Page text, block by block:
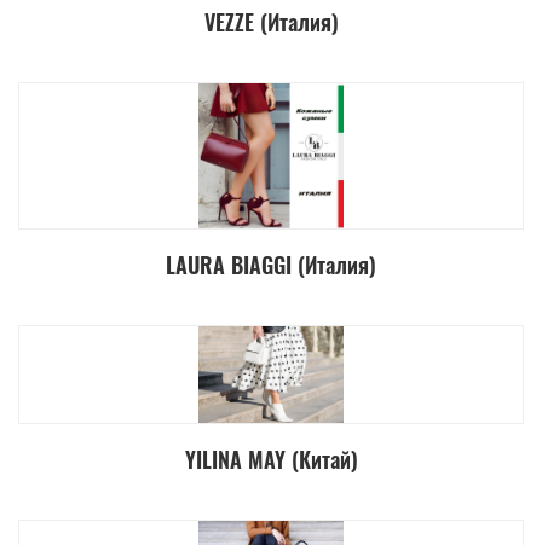
VEZZE (Италия)
LAURA BIAGGI (Италия)
YILINA MAY (Китай)